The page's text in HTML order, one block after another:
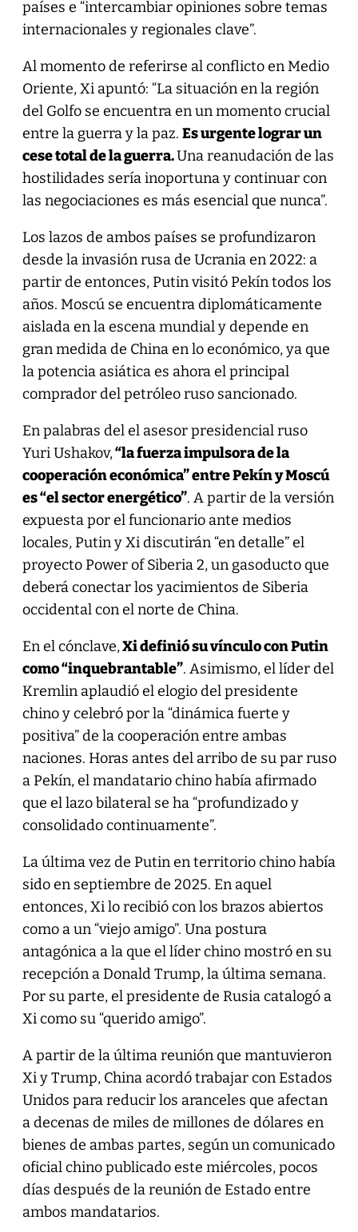
países e “intercambiar opiniones sobre temas
internacionales y regionales clave”.
Al momento de referirse al conflicto en Medio
Oriente, Xi apuntó: “La situación en la región
del Golfo se encuentra en un momento crucial
entre la guerra y la paz. Es urgente lograr un
cese total de la guerra.Una reanudación de las
hostilidades sería inoportuna y continuar con
las negociaciones es más esencial que nunca”.
Los lazos de ambos países se profundizaron
desde la invasión rusa de Ucrania en 2022: a
partir de entonces, Putin visitó Pekín todos los
años. Moscú se encuentra diplomáticamente
aislada en la escena mundial y depende en
gran medida de China en lo económico, ya que
la potencia asiática es ahora el principal
comprador del petróleo ruso sancionado.
En palabras del el asesor presidencial ruso
Yuri Ushakov,“la fuerza impulsora de la
cooperación económica” entre Pekín y Moscú
es “el sector energético”. A partir de la versión
expuesta por el funcionario ante medios
locales, Putin y Xi discutirán “en detalle” el
proyecto Power of Siberia 2, un gasoducto que
deberá conectar los yacimientos de Siberia
occidental con el norte de China.
En el cónclave,Xi definió su vínculo con Putin
como “inquebrantable”. Asimismo, el líder del
Kremlin aplaudió el elogio del presidente
chino y celebró por la “dinámica fuerte y
positiva” de la cooperación entre ambas
naciones. Horas antes del arribo de su par ruso
a Pekín, el mandatario chino había afirmado
que el lazo bilateral se ha “profundizado y
consolidado continuamente”.
La última vez de Putin en territorio chino había
sido en septiembre de 2025. En aquel
entonces, Xi lo recibió con los brazos abiertos
como a un “viejo amigo”. Una postura
antagónica a la que el líder chino mostró en su
recepción a Donald Trump, la última semana.
Por su parte, el presidente de Rusia catalogó a
Xi como su “querido amigo”.
A partir de la última reunión que mantuvieron
Xi y Trump, China acordó trabajar con Estados
Unidos para reducir los aranceles que afectan
a decenas de miles de millones de dólares en
bienes de ambas partes, según un comunicado
oficial chino publicado este miércoles, pocos
días después de la reunión de Estado entre
ambos mandatarios.